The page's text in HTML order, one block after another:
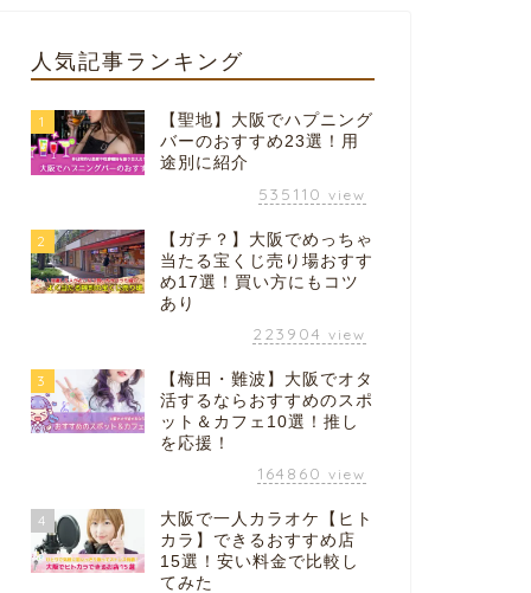
人気記事ランキング
1
【聖地】大阪でハプニング
バーのおすすめ23選！用
途別に紹介
535110 view
2
【ガチ？】大阪でめっちゃ
当たる宝くじ売り場おすす
め17選！買い方にもコツ
あり
223904 view
3
【梅田・難波】大阪でオタ
活するならおすすめのスポ
ット＆カフェ10選！推し
を応援！
164860 view
4
大阪で一人カラオケ【ヒト
カラ】できるおすすめ店
15選！安い料金で比較し
てみた